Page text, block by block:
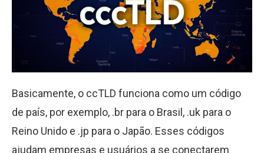
Basicamente, o ccTLD funciona como um código
de país, por exemplo, .br para o Brasil, .uk para o
Reino Unido e .jp para o Japão. Esses códigos
ajudam empresas e usuários a se conectarem